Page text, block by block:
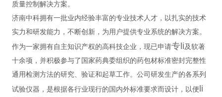
质量控制解决方案。
济南中科拥有一批业内经验丰富的专业技术人才，以扎实的技术
实力和研发能力，不断创新，为用户提供专业系统的解决方案。
作为一家拥有自主知识产权的高科技企业，现已申请专li及软著
十余项，并积极参与了国家药典委组织的药包材标准密封完整性
通用检测方法的研究、验证和起草工作。公司研发生产的各系列
试验仪器，是根据各行业现行的国内外标准要求而设计，以便 li